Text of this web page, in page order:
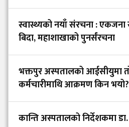
स्वास्थ्यको नयाँ संरचना :
बिदा, महाशाखाको पुनर्संरचना
भक्तपुर अस्पतालको आईसीयुमा
कर्मचारीमाथि आक्रमण किन भयो?
कान्ति अस्पतालको निर्देशकमा डा.